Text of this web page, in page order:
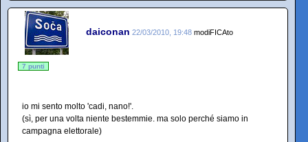
daiconan 22/03/2010, 19:48 modiFICAto
7 punti
io mi sento molto 'cadi, nano!'.
(sì, per una volta niente bestemmie. ma solo perché siamo in
campagna elettorale)